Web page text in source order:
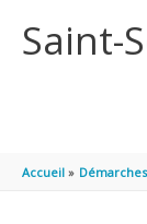
Saint-
Accueil Démarches